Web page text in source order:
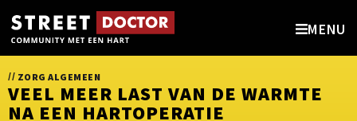
MENU
// ZORG ALGEMEEN
VEEL MEER LAST VAN DE WARMTE
NA EEN HARTOPERATIE